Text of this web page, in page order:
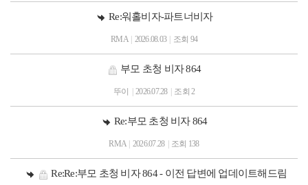
Re:워홀비자-파트너비자
RMA 2026.08.03 조회 94
부모 초청 비자 864
뚜이 2026.07.28 조회 2
Re:부모 초청 비자 864
RMA 2026.07.28 조회 138
Re:Re:부모 초청 비자 864 - 이전 답변에 업데이트해드림